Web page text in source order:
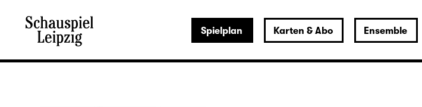
Spielplan Karten & Abo Ensemble